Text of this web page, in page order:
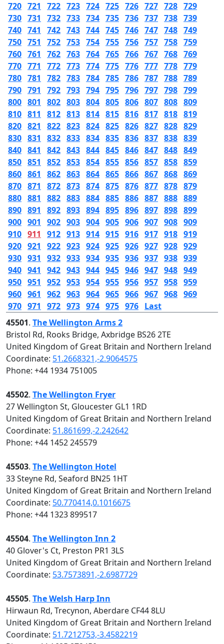
720 721 722 723 724 725 726 727 728 729
730 731 732 733 734 735 736 737 738 739
740 741 742 743 744 745 746 747 748 749
750 751 752 753 754 755 756 757 758 759
760 761 762 763 764 765 766 767 768 769
770 771 772 773 774 775 776 777 778 779
780 781 782 783 784 785 786 787 788 789
790 791 792 793 794 795 796 797 798 799
800 801 802 803 804 805 806 807 808 809
810 811 812 813 814 815 816 817 818 819
820 821 822 823 824 825 826 827 828 829
830 831 832 833 834 835 836 837 838 839
840 841 842 843 844 845 846 847 848 849
850 851 852 853 854 855 856 857 858 859
860 861 862 863 864 865 866 867 868 869
870 871 872 873 874 875 876 877 878 879
880 881 882 883 884 885 886 887 888 889
890 891 892 893 894 895 896 897 898 899
900 901 902 903 904 905 906 907 908 909
910 911 912 913 914 915 916 917 918 919
920 921 922 923 924 925 926 927 928 929
930 931 932 933 934 935 936 937 938 939
940 941 942 943 944 945 946 947 948 949
950 951 952 953 954 955 956 957 958 959
960 961 962 963 964 965 966 967 968 969
970 971 972 973 974 975 976 Last
45501. The Wellington Arms 2
Bristol Rd, Rooks Bridge, Axbridge BS26 2TE
United Kingdom of Great Britain and Northern Ireland
Coordinate: 51.2668321,-2.9064575
Phone: +44 1934 751005
45502. The Wellington Fryer
27 Wellington St, Gloucester GL1 1RD
United Kingdom of Great Britain and Northern Ireland
Coordinate: 51.861699,-2.242642
Phone: +44 1452 245579
45503. The Wellington Hotel
33 Steyne Rd, Seaford BN25 1HT
United Kingdom of Great Britain and Northern Ireland
Coordinate: 50.770414,0.1016675
Phone: +44 1323 899517
45504. The Wellington Inn 2
40 Glover's Ct, Preston PR1 3LS
United Kingdom of Great Britain and Northern Ireland
Coordinate: 53.7573891,-2.6987729
45505. The Welsh Harp Inn
Hirwaun Rd, Trecynon, Aberdare CF44 8LU
United Kingdom of Great Britain and Northern Ireland
Coordinate: 51.7212753,-3.4582219